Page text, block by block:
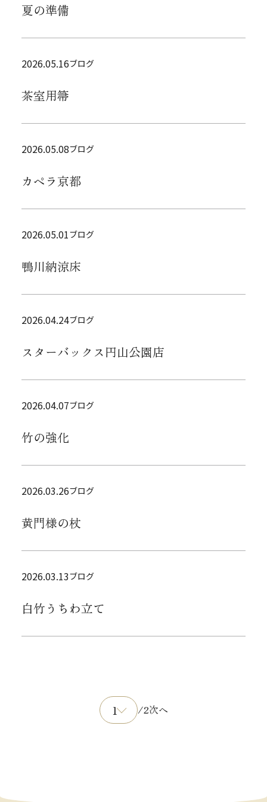
夏の準備
2026.05.16ブログ
茶室用箒
2026.05.08ブログ
カペラ京都
2026.05.01ブログ
鴨川納涼床
2026.04.24ブログ
スターバックス円山公園店
2026.04.07ブログ
竹の強化
2026.03.26ブログ
黄門様の杖
2026.03.13ブログ
白竹うちわ立て
1 /2次へ